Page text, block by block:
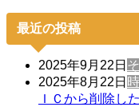
最近の投稿
2025年9月22日
2025年8月22日
ＩＣから削除し